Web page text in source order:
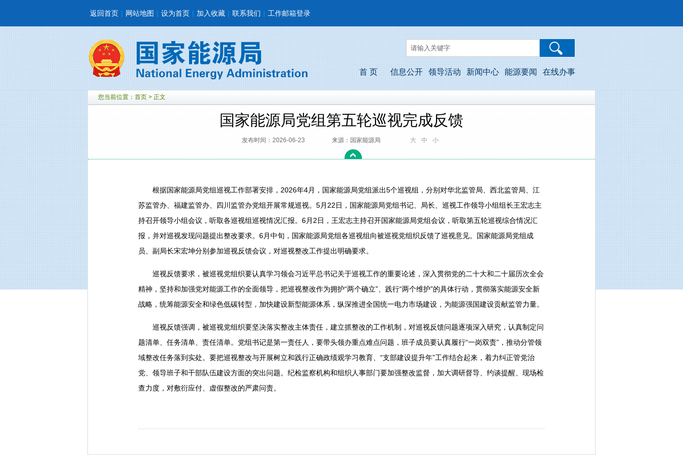
返回首页 | 网站地图 | 设为首页 | 加入收藏 | 联系我们 | 工作邮箱登录
首 页 信息公开 领导活动 新闻中心 能源要闻 在线办事
您当前位置： 首页 > 正文
国家能源局党组第五轮巡视完成反馈
发布时间：2026-06-23 来源：国家能源局 大 中 小
根据国家能源局党组巡视工作部署安排，2026年4月，国家能源局党组派出5个巡视组，分别对华北监管局、西北监管局、江
苏监管办、福建监管办、四川监管办党组开展常规巡视。5月22日，国家能源局党组书记、局长、巡视工作领导小组组长王宏志主
持召开领导小组会议，听取各巡视组巡视情况汇报。6月2日，王宏志主持召开国家能源局党组会议，听取第五轮巡视综合情况汇
报，并对巡视发现问题提出整改要求。6月中旬，国家能源局党组各巡视组向被巡视党组织反馈了巡视意见。国家能源局党组成
员、副局长宋宏坤分别参加巡视反馈会议，对巡视整改工作提出明确要求。
巡视反馈要求，被巡视党组织要认真学习领会习近平总书记关于巡视工作的重要论述，深入贯彻党的二十大和二十届历次全会
精神，坚持和加强党对能源工作的全面领导，把巡视整改作为拥护“两个确立”、践行“两个维护”的具体行动，贯彻落实能源安全新
战略，统筹能源安全和绿色低碳转型，加快建设新型能源体系，纵深推进全国统一电力市场建设，为能源强国建设贡献监管力量。
巡视反馈强调，被巡视党组织要坚决落实整改主体责任，建立抓整改的工作机制，对巡视反馈问题逐项深入研究，认真制定问
题清单、任务清单、责任清单。党组书记是第一责任人，要带头领办重点难点问题，班子成员要认真履行“一岗双责”，推动分管领
域整改任务落到实处。要把巡视整改与开展树立和践行正确政绩观学习教育、“支部建设提升年”工作结合起来，着力纠正管党治
党、领导班子和干部队伍建设方面的突出问题。纪检监察机构和组织人事部门要加强整改监督，加大调研督导、约谈提醒、现场检
查力度，对敷衍应付、虚假整改的严肃问责。